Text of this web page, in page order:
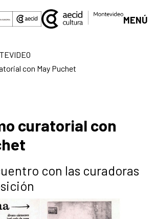
principal
MENÚ
con May Puchet
curatorial con
con las curadoras